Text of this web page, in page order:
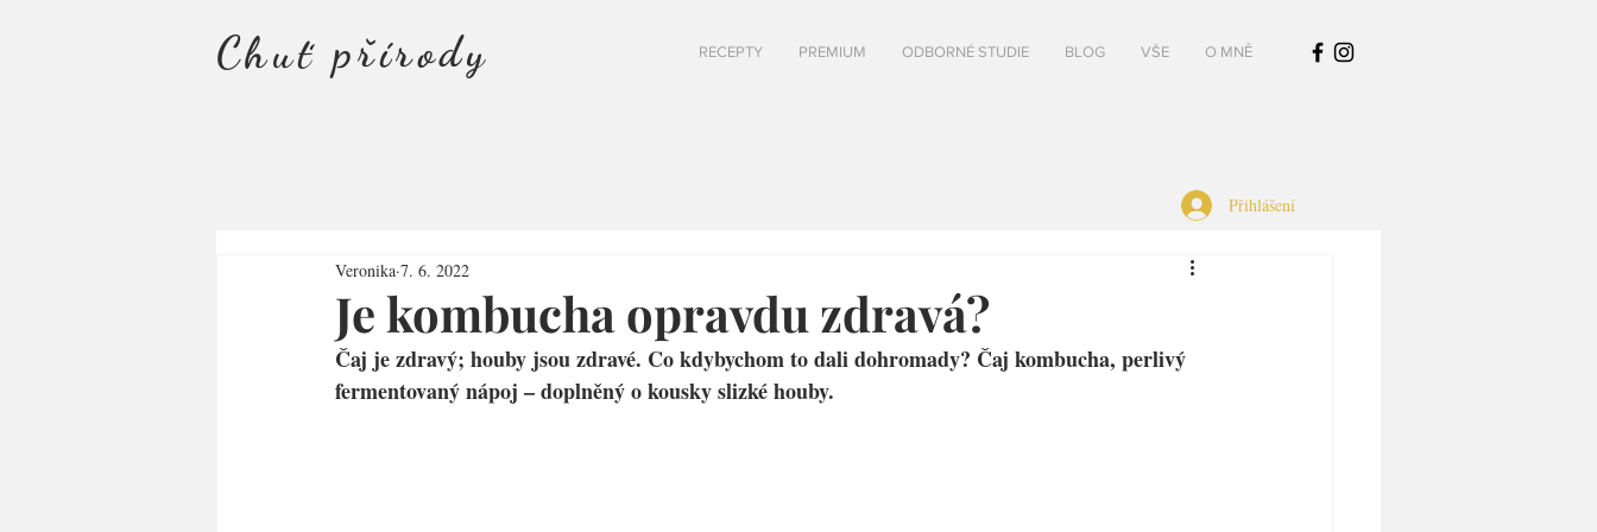
Chuť přírody RECEPTY PREMIUM ODBORNÉ STUDIE BLOG VŠE O MNĚ
Přihlášení
Je kombucha opravdu zdravá?
Veronika 7. 6. 2022
Čaj je zdravý; houby jsou zdravé. Co kdybychom to dali dohromady? Čaj kombucha, perlivý
fermentovaný nápoj – doplněný o kousky slizké houby.